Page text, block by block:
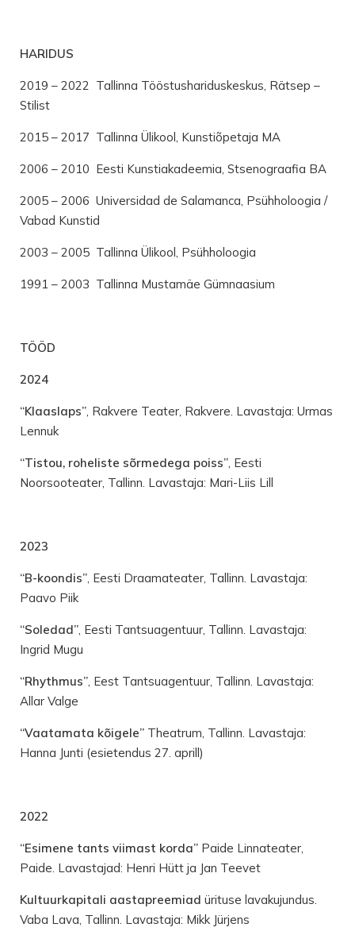
HARIDUS
2019 – 2022 Tallinna Tööstushariduskeskus, Rätsep –
Stilist
2015 – 2017 Tallinna Ülikool, Kunstiõpetaja MA
2006 – 2010 Eesti Kunstiakadeemia, Stsenograafia BA
2005 – 2006 Universidad de Salamanca, Psühholoogia /
Vabad Kunstid
2003 – 2005 Tallinna Ülikool, Psühholoogia
1991 – 2003 Tallinna Mustamäe Gümnaasium
TÖÖD
2024
“Klaaslaps”, Rakvere Teater, Rakvere. Lavastaja: Urmas
Lennuk
“Tistou, roheliste sõrmedega poiss”, Eesti
Noorsooteater, Tallinn. Lavastaja: Mari-Liis Lill
2023
“B-koondis”, Eesti Draamateater, Tallinn. Lavastaja:
Paavo Piik
“Soledad”, Eesti Tantsuagentuur, Tallinn. Lavastaja:
Ingrid Mugu
“Rhythmus”, Eest Tantsuagentuur, Tallinn. Lavastaja:
Allar Valge
“Vaatamata kõigele” Theatrum, Tallinn. Lavastaja:
Hanna Junti (esietendus 27. aprill)
2022
“Esimene tants viimast korda” Paide Linnateater,
Paide. Lavastajad: Henri Hütt ja Jan Teevet
Kultuurkapitali aastapreemiad ürituse lavakujundus.
Vaba Lava, Tallinn. Lavastaja: Mikk Jürjens